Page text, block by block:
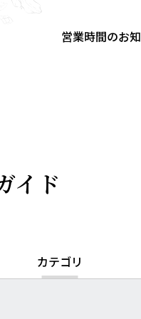
営業時間のお
イド
カテゴリ